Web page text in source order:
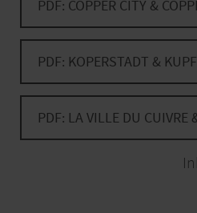
von Hab, Gut und Leben
zuständig. Erst im 18.
Kupfermeister erheblich
Anlagen. Das heutige
spätere Umbauten und
einen nach außen hin wenig
1790 entstand in diesem
PDF: COPPER CITY &
PDF: KOPERSTADT &